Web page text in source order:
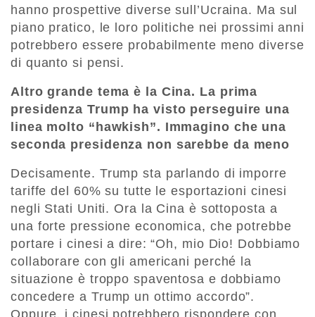
hanno prospettive diverse sull’Ucraina. Ma sul
piano pratico, le loro politiche nei prossimi anni
potrebbero essere probabilmente meno diverse
di quanto si pensi.
Altro grande tema è la Cina. La prima
presidenza Trump ha visto perseguire una
linea molto “hawkish”. Immagino che una
seconda presidenza non sarebbe da meno
Decisamente. Trump sta parlando di imporre
tariffe del 60% su tutte le esportazioni cinesi
negli Stati Uniti. Ora la Cina è sottoposta a
una forte pressione economica, che potrebbe
portare i cinesi a dire: “Oh, mio Dio! Dobbiamo
collaborare con gli americani perché la
situazione è troppo spaventosa e dobbiamo
concedere a Trump un ottimo accordo”.
Oppure, i cinesi potrebbero rispondere con